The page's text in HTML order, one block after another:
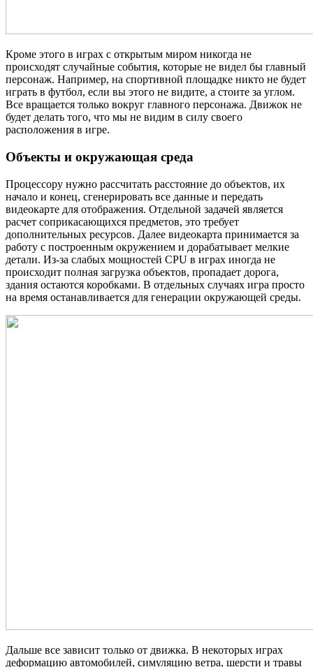
Кроме этого в играх с открытым миром никогда не
происходят случайные события, которые не видел бы главный
персонаж. Например, на спортивной площадке никто не будет
играть в футбол, если вы этого не видите, а стоите за углом.
Все вращается только вокруг главного персонажа. Движок не
будет делать того, что мы не видим в силу своего
расположения в игре.
Объекты и окружающая среда
Процессору нужно рассчитать расстояние до объектов, их
начало и конец, сгенерировать все данные и передать
видеокарте для отображения. Отдельной задачей является
расчет соприкасающихся предметов, это требует
дополнительных ресурсов. Далее видеокарта принимается за
работу с построенным окружением и дорабатывает мелкие
детали. Из-за слабых мощностей CPU в играх иногда не
происходит полная загрузка объектов, пропадает дорога,
здания остаются коробками. В отдельных случаях игра просто
на время останавливается для генерации окружающей среды.
Дальше все зависит только от движка. В некоторых играх
деформацию автомобилей, симуляцию ветра, шерсти и травы